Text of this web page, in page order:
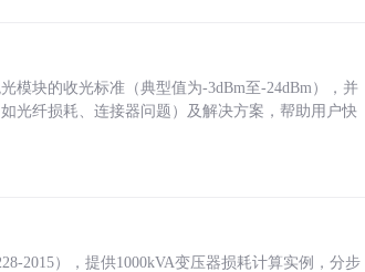
模块的收光标准（典型值为-3dBm至-24dBm），并
光纤损耗、连接器问题）及解决方案，帮助用户快
2015），提供1000kVA变压器损耗计算实例，分步